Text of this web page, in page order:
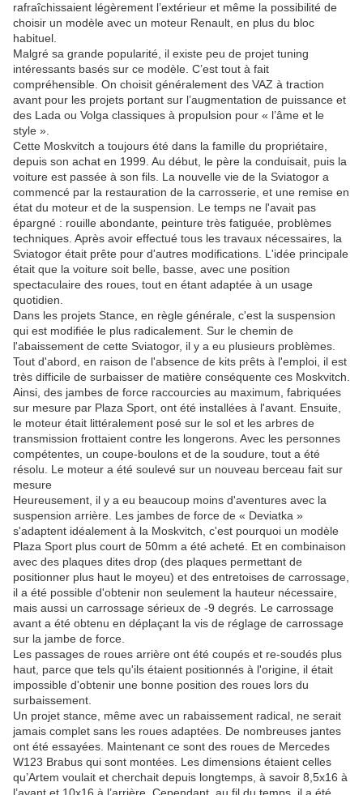
rafraîchissaient légèrement l’extérieur et même la possibilité de
choisir un modèle avec un moteur Renault, en plus du bloc
habituel.
Malgré sa grande popularité, il existe peu de projet tuning
intéressants basés sur ce modèle. C’est tout à fait
compréhensible. On choisit généralement des VAZ à traction
avant pour les projets portant sur l’augmentation de puissance et
des Lada ou Volga classiques à propulsion pour « l’âme et le
style ».
Cette Moskvitch a toujours été dans la famille du propriétaire,
depuis son achat en 1999. Au début, le père la conduisait, puis la
voiture est passée à son fils. La nouvelle vie de la Sviatogor a
commencé par la restauration de la carrosserie, et une remise en
état du moteur et de la suspension. Le temps ne l'avait pas
épargné : rouille abondante, peinture très fatiguée, problèmes
techniques. Après avoir effectué tous les travaux nécessaires, la
Sviatogor était prête pour d'autres modifications. L'idée principale
était que la voiture soit belle, basse, avec une position
spectaculaire des roues, tout en étant adaptée à un usage
quotidien.
Dans les projets Stance, en règle générale, c'est la suspension
qui est modifiée le plus radicalement. Sur le chemin de
l'abaissement de cette Sviatogor, il y a eu plusieurs problèmes.
Tout d'abord, en raison de l'absence de kits prêts à l'emploi, il est
très difficile de surbaisser de matière conséquente ces Moskvitch.
Ainsi, des jambes de force raccourcies au maximum, fabriquées
sur mesure par Plaza Sport, ont été installées à l'avant. Ensuite,
le moteur était littéralement posé sur le sol et les arbres de
transmission frottaient contre les longerons. Avec les personnes
compétentes, un coupe-boulons et de la soudure, tout a été
résolu. Le moteur a été soulevé sur un nouveau berceau fait sur
mesure
Heureusement, il y a eu beaucoup moins d'aventures avec la
suspension arrière. Les jambes de force de « Deviatka »
s'adaptent idéalement à la Moskvitch, c'est pourquoi un modèle
Plaza Sport plus court de 50mm a été acheté. Et en combinaison
avec des plaques dites drop (des plaques permettant de
positionner plus haut le moyeu) et des entretoises de carrossage,
il a été possible d'obtenir non seulement la hauteur nécessaire,
mais aussi un carrossage sérieux de -9 degrés. Le carrossage
avant a été obtenu en déplaçant la vis de réglage de carrossage
sur la jambe de force.
Les passages de roues arrière ont été coupés et re-soudés plus
haut, parce que tels qu'ils étaient positionnés à l'origine, il était
impossible d'obtenir une bonne position des roues lors du
surbaissement.
Un projet stance, même avec un rabaissement radical, ne serait
jamais complet sans les roues adaptées. De nombreuses jantes
ont été essayées. Maintenant ce sont des roues de Mercedes
W123 Brabus qui sont montées. Les dimensions étaient celles
qu’Artem voulait et cherchait depuis longtemps, à savoir 8,5x16 à